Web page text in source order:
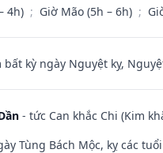
4h) ; Giờ Mão (5h – 6h) ;
bất kỳ ngày Nguyệt kỵ,
- tức Can khắc Chi (Kim
Tùng Bách Mộc, kỵ các